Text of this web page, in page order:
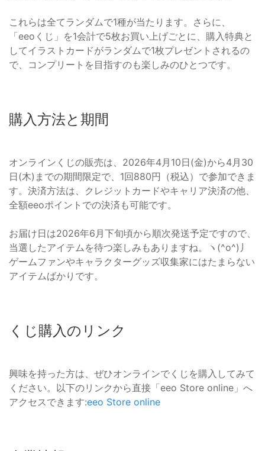
これらは全てランダムで1種が当たります。さらに、
「eeoくじ」を1会計で5枚お買い上げごとに、購入特典と
してイラストカードがランダムで1枚プレゼントされるの
で、コンプリートを目指すのも楽しみのひとつです。
購入方法と期間
オンラインくじの販売は、2026年4月10日(金)から4月30
日(木)までの期間限定で、1回880円（税込）で参加できま
す。決済方法は、クレジットカードやキャリア決済の他、
全額eeoポイントでの決済も可能です。
お届け日は2026年6月下旬頃から順次発送予定ですので、
当選したアイテムを待つ楽しみもありますね。ヽ(^o^)丿
ゲームファンやキャラクターグッズ収集家にはたまらない
アイテムばかりです。
くじ購入のリンク
興味を持った方は、ぜひオンラインでくじを購入してみて
ください。以下のリンクから直接「eeo Store online」へ
アクセスできます:eeo Store online